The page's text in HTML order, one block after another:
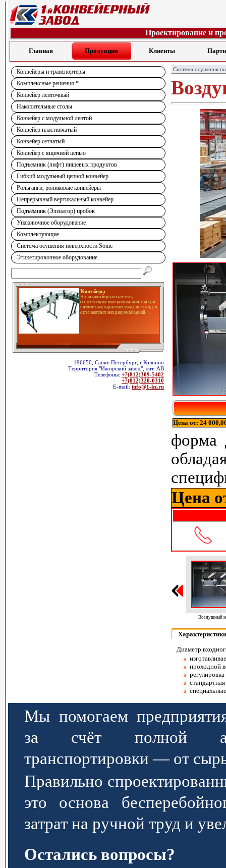
Проектирование и
Главная Продукция Клиенты
Конвейеры и транспортеры
Комплексные решения *
Конвейер ленточный
Накопительные столы
Конвейер с модульной лентой
Конвейер пластинчатый
Конвейер сетчатый
Конвейер с ящичной цепью
Подъемник (лифт) пищевых продуктов
Гибкий модульный цепной конвейер
Рольганги, роликовые конвейеры
Непрерывный вертикальный конвейер
Подъёмник (Элеватор) пробок
Упаковочное оборудование
Комплектующие
Система осушения поверхности Sonic
Этикетировочное оборудование
Конвейеры
Наши конвейеры по качеству
соответствуют импортным аналогам при
идентичных характеристиках, но выгодно
отличаются от них разумной ценой.
196650, Санкт-Петербург, г.Колпино
Территория "Ижорский завод", лит. АВ
Телефоны: +7(812)309-5402
+7(812)320-0310
E-mail: info@1-kz.ru
Система осушения
Цена от: 24
форма
Цена
Характеристики
Диаметр
проходной
Мы помогаем
за счёт полной
транспортировки — от
Правильно
это основа
затрат на ручной труд и
Остались вопросы?